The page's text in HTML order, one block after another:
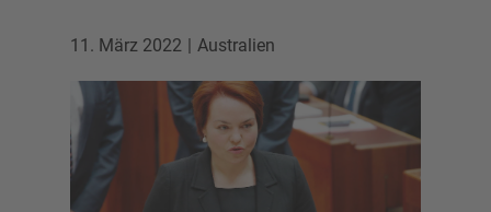
11. März 2022 Australien